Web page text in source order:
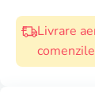
Livrare